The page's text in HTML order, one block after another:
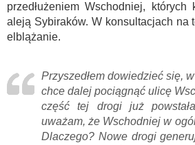
przedłużeniem Wschodniej, których
aleją Sybiraków. W konsultacjach na
elblążanie.
Przyszedłem dowiedzieć się,
chce dalej pociągnąć ulicę
część tej drogi już
uważam, że Wschodniej w
Dlaczego? Nowe drogi